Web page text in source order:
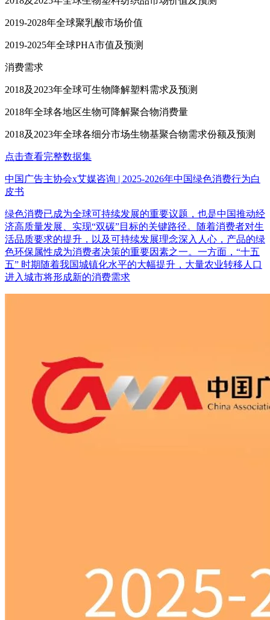
2019-2028年全球聚乳酸市场价值
2019-2025年全球PHA市值及预测
消费需求
2018及2023年全球可生物降解塑料需求及预测
2018年全球各地区生物可降解聚合物消费量
2018及2023年全球各细分市场生物基聚合物需求份额及预测
点击查看完整数据集
中国广告主协会x艾媒咨询 | 2025-2026年中国绿色消费行为白
皮书
绿色消费已成为全球可持续发展的重要议题，也是中国推动经
济高质量发展、实现“双碳”目标的关键路径。随着消费者对生
活品质要求的提升，以及可持续发展理念深入人心，产品的绿
色环保属性成为消费者决策的重要因素之一。一方面，“十五
五” 时期随着我国城镇化水平的大幅提升，大量农业转移人口
进入城市将形成新的消费需求